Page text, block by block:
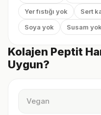
Yer fıstığı yok
Sert
Soya yok
Susam yok
Kolajen Peptit
Uygun?
Vegan